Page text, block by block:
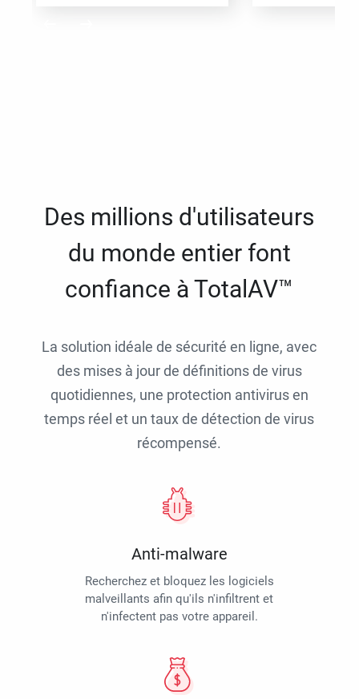
Des millions d'utilisateurs
du monde entier font
confiance à TotalAV™
La solution idéale de sécurité en ligne, avec
des mises à jour de définitions de virus
quotidiennes, une protection antivirus en
temps réel et un taux de détection de virus
récompensé.
Anti-malware
Recherchez et bloquez les logiciels
malveillants afin qu'ils n'infiltrent et
n'infectent pas votre appareil.